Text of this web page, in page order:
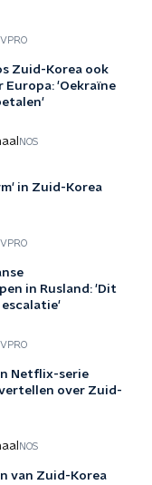
VPRO
Zuid-Korea ook
Europa: 'Oekraïne
NOS
in Zuid-Korea
VPRO
in Rusland: 'Dit
escalatie'
VPRO
Netflix-serie
over Zuid-
NOS
van Zuid-Korea